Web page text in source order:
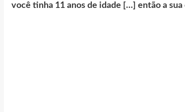
você tinha 11 anos de idade […] então a